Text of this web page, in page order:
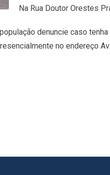
Na Rua Doutor Orestes
denuncie caso
no endereço